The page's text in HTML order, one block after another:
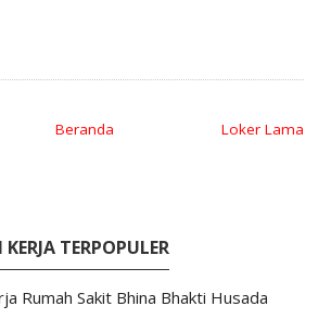
Loker Lama
Beranda
TERPOPULER
Rumah Sakit Bhina Bhakti Husada